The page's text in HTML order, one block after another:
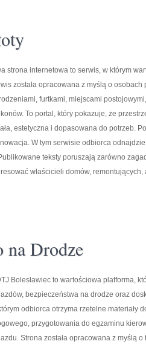
strona internetowa to serwis, w którym
została opracowana z myślą o
furtkami, miejscami
To portal, który pokazuje, że
estetyczna i dopasowana do potrzeb.
W tym serwisie odbiorca
teksty poruszają zarówno
właścicieli domów,
na Drodze
Bolesławiec to wartościowa platforma,
bezpieczeństwa na drodze oraz
odbiorca otrzyma rzetelne materiały
przygotowania do egzaminu
Strona została opracowana z myślą